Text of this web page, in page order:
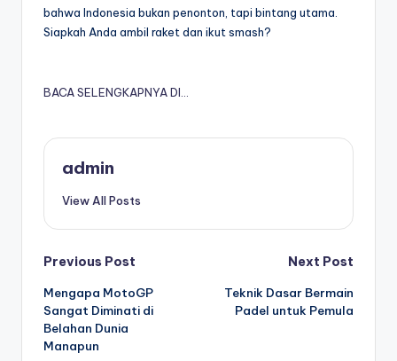
bahwa Indonesia bukan penonton, tapi bintang utama.
Siapkah Anda ambil raket dan ikut smash?
BACA SELENGKAPNYA DI…
admin
View All Posts
Post
navigation
Previous Post
Mengapa MotoGP
Sangat Diminati di
Belahan Dunia
Manapun
Next Post
Teknik Dasar Bermain
Padel untuk Pemula